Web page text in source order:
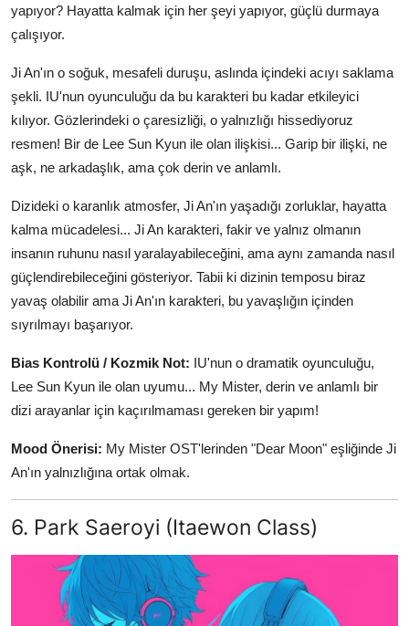
yapıyor? Hayatta kalmak için her şeyi yapıyor, güçlü durmaya
çalışıyor.
Ji An'ın o soğuk, mesafeli duruşu, aslında içindeki acıyı saklama
şekli. IU'nun oyunculuğu da bu karakteri bu kadar etkileyici
kılıyor. Gözlerindeki o çaresizliği, o yalnızlığı hissediyoruz
resmen! Bir de Lee Sun Kyun ile olan ilişkisi... Garip bir ilişki, ne
aşk, ne arkadaşlık, ama çok derin ve anlamlı.
Dizideki o karanlık atmosfer, Ji An'ın yaşadığı zorluklar, hayatta
kalma mücadelesi... Ji An karakteri, fakir ve yalnız olmanın
insanın ruhunu nasıl yaralayabileceğini, ama aynı zamanda nasıl
güçlendirebileceğini gösteriyor. Tabii ki dizinin temposu biraz
yavaş olabilir ama Ji An'ın karakteri, bu yavaşlığın içinden
sıyrılmayı başarıyor.
Bias Kontrolü / Kozmik Not: IU'nun o dramatik oyunculuğu,
Lee Sun Kyun ile olan uyumu... My Mister, derin ve anlamlı bir
dizi arayanlar için kaçırılmaması gereken bir yapım!
Mood Önerisi: My Mister OST'lerinden "Dear Moon" eşliğinde Ji
An'ın yalnızlığına ortak olmak.
6. Park Saeroyi (Itaewon Class)